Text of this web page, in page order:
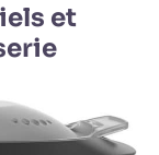
et